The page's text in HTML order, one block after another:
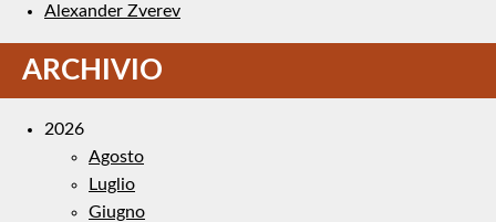
Alexander Zverev
ARCHIVIO
2026
Agosto
Luglio
Giugno